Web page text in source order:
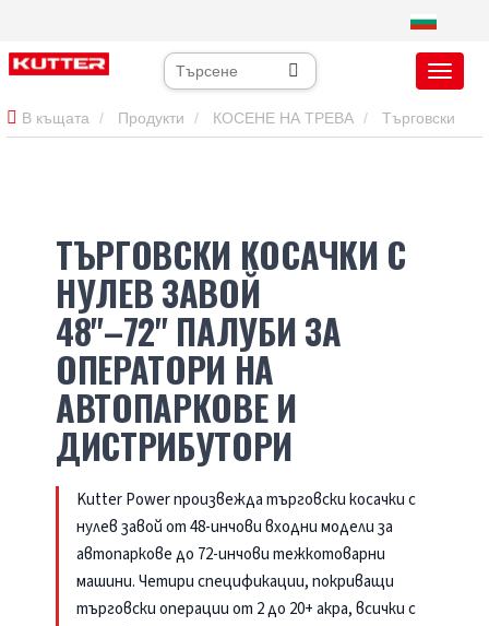
В къщата Продукти КОСЕНЕ НА ТРЕВА
ТЪРГОВСКИ КОСАЧКИ С
НУЛЕВ ЗАВОЙ
48"–72" ПАЛУБИ ЗА
ОПЕРАТОРИ НА
АВТОПАРКОВЕ И
ДИСТРИБУТОРИ
Kutter Power произвежда търговски косачки с
нулев завой от 48-инчови входни модели за
автопаркове до 72-инчови тежкотоварни
машини. Четири спецификации, покриващи
търговски операции от 2 до 20+ акра, всички с